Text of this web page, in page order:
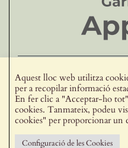
Ho
Vull
Aquest lloc web utilitza
per a recopilar informació
En fer clic a "Acceptar-ho
cookies. Tanmateix, podeu
cookies" per proporcionar
Configuració de les Cookies